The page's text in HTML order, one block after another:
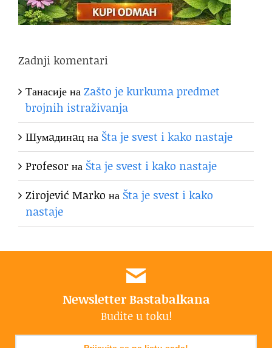
Zadnji komentari
ТанасијенаZašto je kurkuma predmet
brojnih istraživanja
Шумaдинaцна Šta je svest i kako nastaje
Profesorна Šta je svest i kako nastaje
Zirojević Marko на Šta je svest i kako
nastaje
Newsletter Bastabalkana
Budite u toku!